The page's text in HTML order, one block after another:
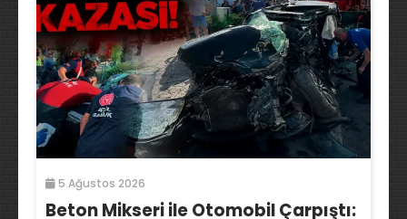
5 Ağustos 2026
Beton Mikseri ile Otomobil Çarpıştı: